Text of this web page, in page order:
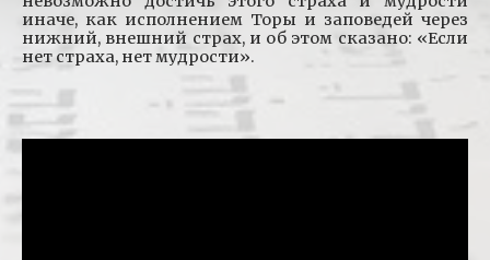
иначе, как исполнением Торы и заповедей через
нижний, внешний страх, и об этом сказано: «Если
нет страха, нет мудрости».